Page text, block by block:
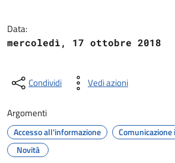
Data:
mercoledì, 17 ottobre 2018
Condividi Vedi azioni
Argomenti
Accesso all'informazione
Novità